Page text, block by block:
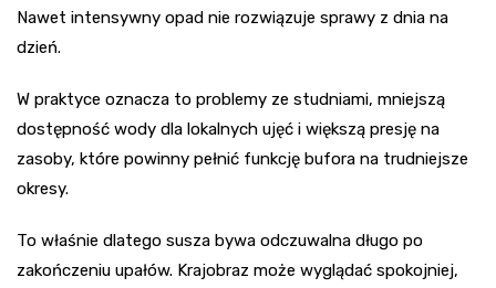
Nawet intensywny opad nie rozwiązuje sprawy z dnia na
dzień.
W praktyce oznacza to problemy ze studniami, mniejszą
dostępność wody dla lokalnych ujęć i większą presję na
zasoby, które powinny pełnić funkcję bufora na trudniejsze
okresy.
To właśnie dlatego susza bywa odczuwalna długo po
zakończeniu upałów. Krajobraz może wyglądać spokojniej,